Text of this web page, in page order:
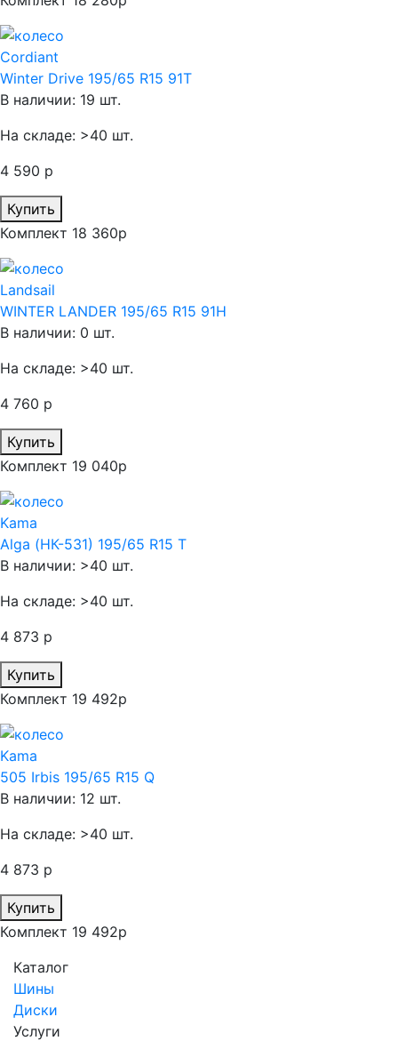
Cordiant
Winter Drive 195/65 R15 91T
В наличии: 19 шт.
На складе: >40 шт.
4 590 р
Купить
Комплект 18 360р
Landsail
WINTER LANDER 195/65 R15 91H
В наличии: 0 шт.
На складе: >40 шт.
4 760 р
Купить
Комплект 19 040р
Kama
Alga (НК-531) 195/65 R15 T
В наличии: >40 шт.
На складе: >40 шт.
4 873 р
Купить
Комплект 19 492р
Kama
505 Irbis 195/65 R15 Q
В наличии: 12 шт.
На складе: >40 шт.
4 873 р
Купить
Комплект 19 492р
Каталог
Шины
Диски
Услуги